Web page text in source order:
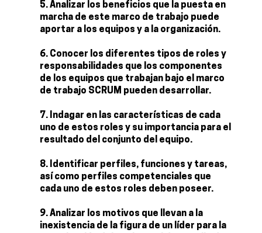
Analizar los beneficios que la puesta en
marcha de este marco de trabajo puede
aportar a los equipos y a la organización.
Conocer los diferentes tipos de roles y
responsabilidades que los componentes
de los equipos que trabajan bajo el marco
de trabajo SCRUM pueden desarrollar.
Indagar en las características de cada
uno de estos roles y su importancia para el
resultado del conjunto del equipo.
Identificar perfiles, funciones y tareas,
así como perfiles competenciales que
cada uno de estos roles deben poseer.
Analizar los motivos que llevan a la
inexistencia de la figura de un líder para la